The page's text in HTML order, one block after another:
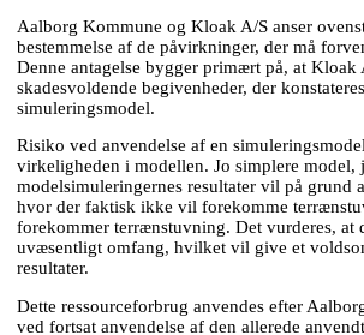
Aalborg Kommune og Kloak A/S anser
bestemmelse af de påvirkninger, der må
Denne antagelse bygger primært på, at
skadesvoldende begivenheder, der
simuleringsmodel.
Risiko ved anvendelse af en
virkeligheden i modellen. Jo simplere
modelsimuleringernes resultater vil på grund
hvor der faktisk ikke vil forekomme
forekommer terrænstuvning. Det vurderes,
uvæsentligt omfang, hvilket vil give et
resultater.
Dette ressourceforbrug anvendes efter
ved fortsat anvendelse af den allerede